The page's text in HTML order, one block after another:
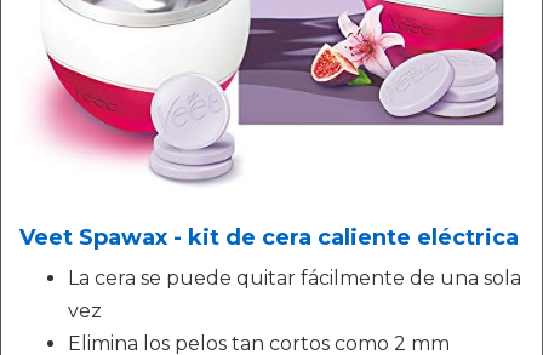
Veet Spawax - kit de cera caliente eléctrica
La cera se puede quitar fácilmente de una sola
vez
Elimina los pelos tan cortos como 2 mm